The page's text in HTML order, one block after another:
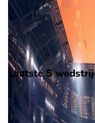
Op 6 december 2026
wedstrijd wordt
Serie A.
Stadion: Stadio Olimpico, Rome
Scheidsrechter: Onbekend
Laatste 5
H2H
Lazio
Atalanta
22 apr 2026